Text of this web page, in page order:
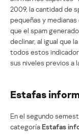
2009, la cantidad de
pequeñas y
que el spam
declinar, al igual que
todos estos
sus niveles previos a
Estafas
En el segundo
categoríaEstafas